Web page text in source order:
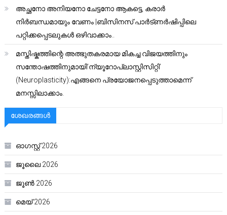
അച്ഛനോ അനിയനോ ചേട്ടനോ ആകട്ടെ, കരാർ
നിർബന്ധമായും വേണം |ബിസിനസ് പാർട്ണർഷിപ്പിലെ
പറ്റിക്കപ്പെടലുകൾ ഒഴിവാക്കാം..
മസ്തിഷ്കത്തിന്റെ അത്ഭുതകരമായ മികച്ച വിജയത്തിനും
സന്തോഷത്തിനുമായി’ന്യൂറോപ്ലാസ്റ്റിസിറ്റി’
(Neuroplasticity):എങ്ങനെ പ്രയോജനപ്പെടുത്താമെന്ന്
മനസ്സിലാക്കാം.
ശേഖരങ്ങൾ
ഓഗസ്റ്റ്‌ 2026
ജൂലൈ 2026
ജൂൺ 2026
മെയ്‌ 2026